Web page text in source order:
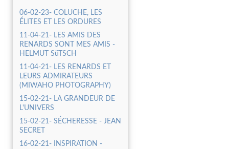
06-02-23- COLUCHE, LES
ÉLITES ET LES ORDURES
11-04-21- LES AMIS DES
RENARDS SONT MES AMIS -
HELMUT SüTSCH
11-04-21- LES RENARDS ET
LEURS ADMIRATEURS
(MIWAHO PHOTOGRAPHY)
15-02-21- LA GRANDEUR DE
L'UNIVERS
15-02-21- SÉCHERESSE - JEAN
SECRET
16-02-21- INSPIRATION -